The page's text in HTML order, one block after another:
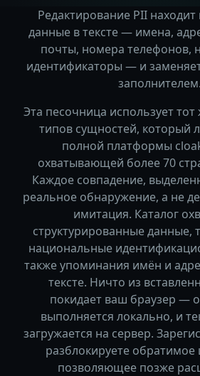
Редактирование PII
данные в тексте — имена,
почты, номера телефонов,
идентификаторы — и
заполнителем.
Эта песочница использует тот
типов сущностей, который
полной платформы
охватывающей более 70
Каждое совпадение,
реальное обнаружение, а не
имитация. Каталог
структурированные данные,
национальные
также упоминания имён и
тексте. Ничто из
покидает ваш браузер —
выполняется локально, и
загружается на сервер.
разблокируете
позволяющее позже